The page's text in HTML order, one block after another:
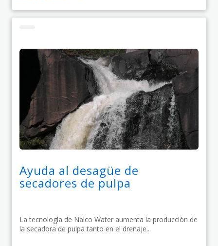
Ayuda al desagüe de
secadores de pulpa
La tecnología de Nalco Water aumenta la producción de
la secadora de pulpa tanto en el drenaje...